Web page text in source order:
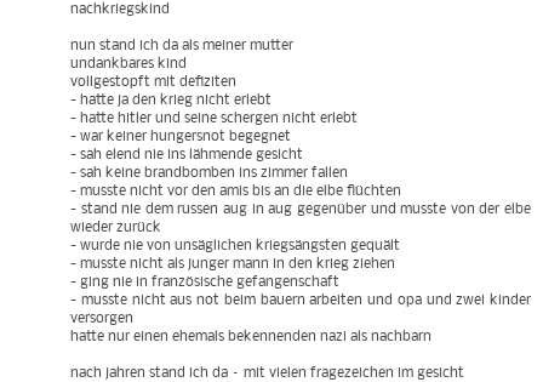
nachkriegskind
nun stand ich da als meiner mutter
undankbares kind
vollgestopft mit defiziten
- hatte ja den krieg nicht erlebt
- hatte hitler und seine schergen nicht erlebt
- war keiner hungersnot begegnet
- sah elend nie ins lähmende gesicht
- sah keine brandbomben ins zimmer fallen
- musste nicht vor den amis bis an die elbe flüchten
- stand nie dem russen aug in aug gegenüber und musste von der elbe
wieder zurück
- wurde nie von unsäglichen kriegsängsten gequält
- musste nicht als junger mann in den krieg ziehen
- ging nie in französische gefangenschaft
- musste nicht aus not beim bauern arbeiten und opa und zwei kinder
versorgen
hatte nur einen ehemals bekennenden nazi als nachbarn
nach jahren stand ich da – mit vielen fragezeichen im gesicht